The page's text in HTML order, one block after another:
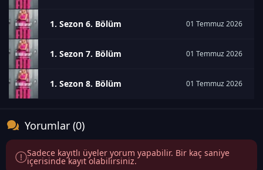
1. Sezon 6. Bölüm 01 Temmuz 2026
1. Sezon 7. Bölüm 01 Temmuz 2026
1. Sezon 8. Bölüm 01 Temmuz 2026
Yorumlar (0)
Sadece kayıtlı üyeler yorum yapabilir. Bir kaç saniye
içerisinde kayıt olabilirsiniz.